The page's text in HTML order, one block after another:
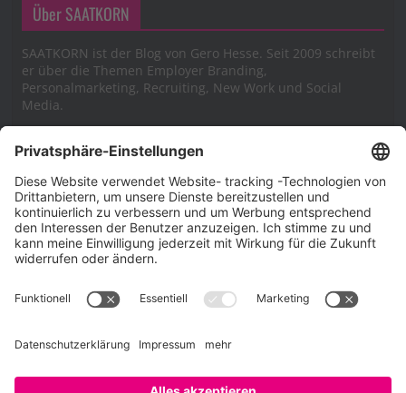
Über SAATKORN
SAATKORN ist der Blog von Gero Hesse. Seit 2009 schreibt
er über die Themen Employer Branding,
Personalmarketing, Recruiting, New Work und Social
Media.
Impressum
Impressum
Cookie-Richtlinie (EU)